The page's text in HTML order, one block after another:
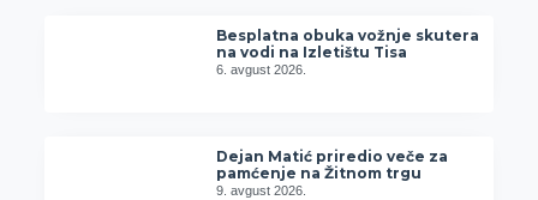
Besplatna obuka vožnje skutera
na vodi na Izletištu Tisa
6. avgust 2026.
Dejan Matić priredio veče za
pamćenje na Žitnom trgu
9. avgust 2026.